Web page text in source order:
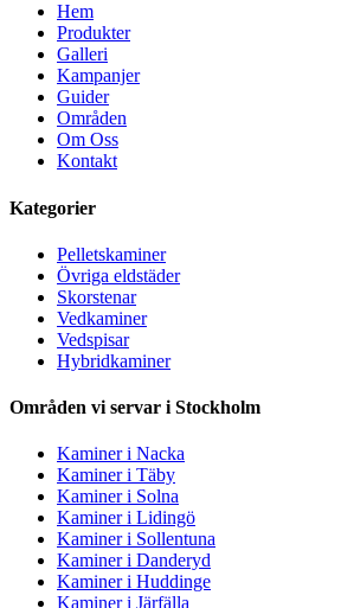
Hem
Produkter
Galleri
Kampanjer
Guider
Områden
Om Oss
Kontakt
Kategorier
Pelletskaminer
Övriga eldstäder
Skorstenar
Vedkaminer
Vedspisar
Hybridkaminer
Områden vi servar i Stockholm
Kaminer i Nacka
Kaminer i Täby
Kaminer i Solna
Kaminer i Lidingö
Kaminer i Sollentuna
Kaminer i Danderyd
Kaminer i Huddinge
Kaminer i Järfälla